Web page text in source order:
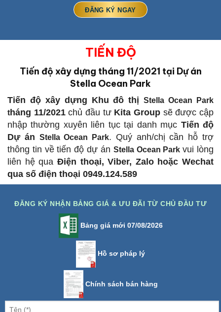
TIẾN ĐỘ
Tiến độ xây dựng tháng 11/2021 tại Dự án
Stella Ocean Park
Tiến độ xây dựng Khu đô thịStella Ocean Park
tháng 11/2021chủ đầu tư Kita Group sẽ được cập
nhập thường xuyên liên tục tại danh mục Tiến độ
Dự án Stella Ocean Park. Quý anh/chị cần hỗ trợ
thông tin về tiến độ dự án Stella Ocean Parkvui lòng
liên hệ qua Điện thoại, Viber, Zalo hoặc Wechat
qua số điện thoại 0949.124.589
ĐĂNG KÝ NHẬN BẢNG GIÁ & ƯU ĐÃI TỪ CHỦ ĐẦU TƯ
Bảng giá mới 07/08/2026
Hồ sơ pháp lý
Chính sách bán hàng